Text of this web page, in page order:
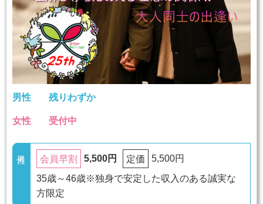
男性 残りわずか
女性 受付中
会員早割 5,500円 定価
5,500円
35歳～46歳※独身で安定した収入のある誠実な
方限定